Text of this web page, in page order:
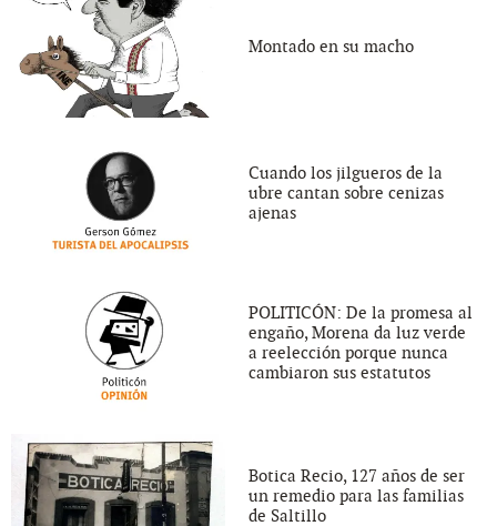
Montado en su macho
Cuando los jilgueros de la
ubre cantan sobre cenizas
ajenas
POLITICÓN: De la promesa al
engaño, Morena da luz verde
a reelección porque nunca
cambiaron sus estatutos
Botica Recio, 127 años de ser
un remedio para las familias
de Saltillo